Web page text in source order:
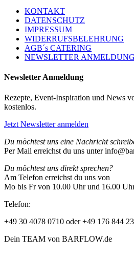
KONTAKT
DATENSCHUTZ
IMPRESSUM
WIDERRUFSBELEHRUNG
AGB´s CATERING
NEWSLETTER ANMELDUNG
Newsletter Anmeldung
Rezepte, Event-Inspiration und News
kostenlos.
Jetzt Newsletter anmelden
Du möchtest uns eine Nachricht
Per Mail erreichst du uns unter
Du möchtest uns direkt sprechen?
Am Telefon erreichst du uns von
Mo bis Fr von 10.00 Uhr und 16.00
Telefon:
+49 30 4078 0710 oder +49 176 844
Dein TEAM von BARFLOW.de